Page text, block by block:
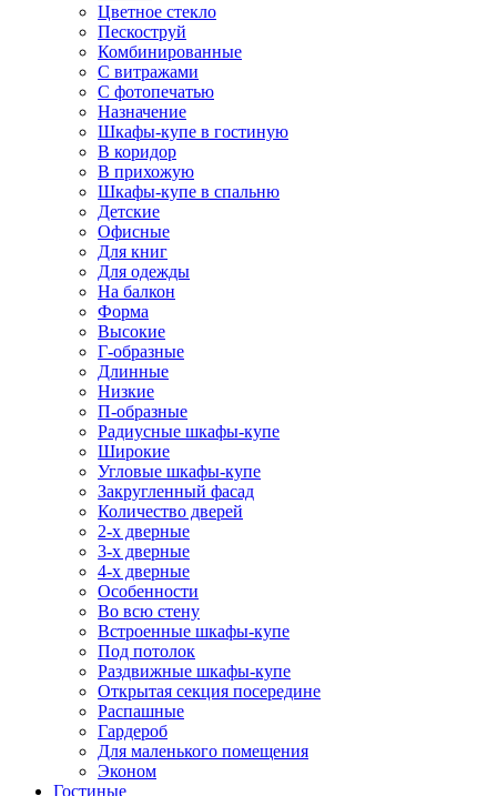
Цветное стекло
Пескоструй
Комбинированные
С витражами
С фотопечатью
Назначение
Шкафы-купе в гостиную
В коридор
В прихожую
Шкафы-купе в спальню
Детские
Офисные
Для книг
Для одежды
На балкон
Форма
Высокие
Г-образные
Длинные
Низкие
П-образные
Радиусные шкафы-купе
Широкие
Угловые шкафы-купе
Закругленный фасад
Количество дверей
2-х дверные
3-х дверные
4-х дверные
Особенности
Во всю стену
Встроенные шкафы-купе
Под потолок
Раздвижные шкафы-купе
Открытая секция посередине
Распашные
Гардероб
Для маленького помещения
Эконом
Гостиные